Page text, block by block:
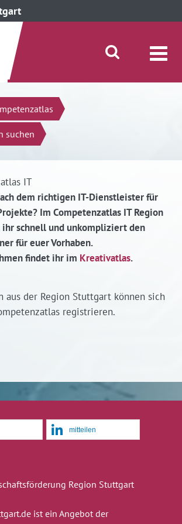
Seite
Suche öffnen/schließen
suchen
IT
dem richtigen IT-Dienstleister für
Im Competenzatlas IT Region
schnell und unkompliziert den
für euer Vorhaben.
findet ihr im Kreativatlas.
aus der Region Stuttgart können sich
registrieren.
mitteilen
Region Stuttgart
ist ein Angebot der